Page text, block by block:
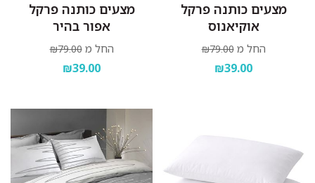
מצעים כותנה פרקל
אוקיאנוס
החל מ ₪79.00
₪39.00
מצעים כותנה פרקל
אפור בהיר
החל מ ₪79.00
₪39.00